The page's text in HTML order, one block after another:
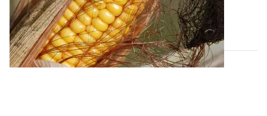
détermination des différents stades...
23 JUIN 2022